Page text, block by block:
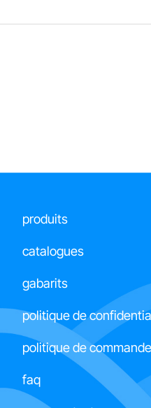
produits
catalogues
gabarits
politique de
politique de commande
faq